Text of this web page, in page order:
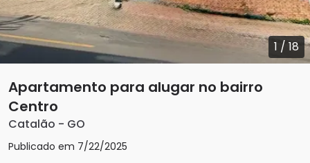
1 / 18
Apartamento para alugar no bairro
Centro
Catalão - GO
Publicado em 7/22/2025